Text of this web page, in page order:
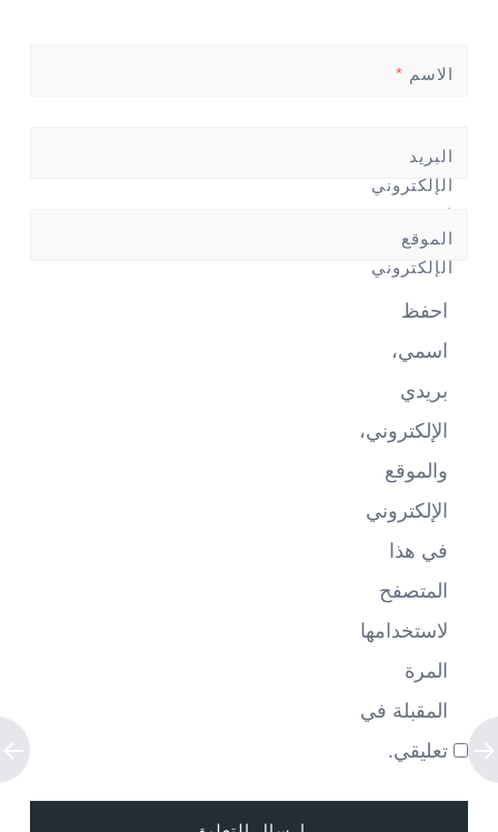
الاسم *
البريد
الإلكتروني
*
الموقع
الإلكتروني
احفظ
اسمي،
بريدي
الإلكتروني،
والموقع
الإلكتروني
في هذا
المتصفح
لاستخدامها
المرة
المقبلة في
تعليقي.